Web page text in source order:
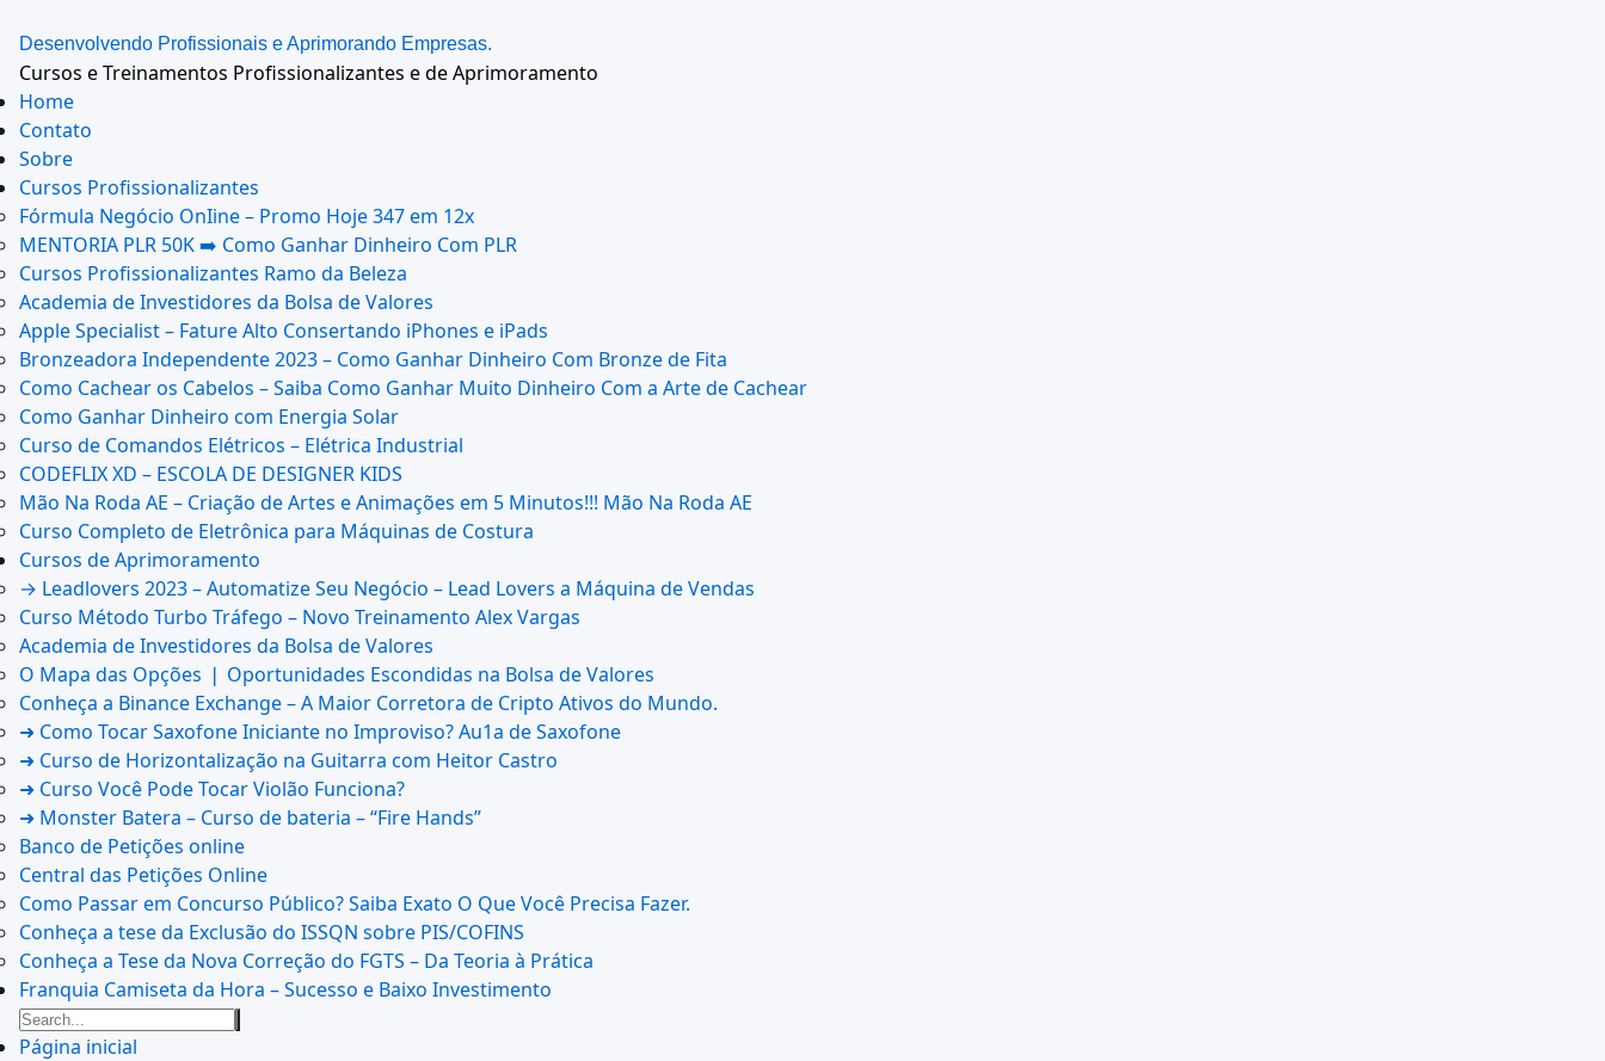
Ir
para
o
conteúdo
Desenvolvendo Profissionais e Aprimorando Empresas.
Cursos e Treinamentos Profissionalizantes e de Aprimoramento
Home
Contato
Sobre
Cursos Profissionalizantes
Fórmula Negócio OnIine – Promo Hoje 347 em 12x
MENTORIA PLR 50K ➡️ Como Ganhar Dinheiro Com PLR
Cursos Profissionalizantes Ramo da Beleza
Academia de Investidores da Bolsa de Valores
Apple Specialist – Fature Alto Consertando iPhones e iPads
Bronzeadora Independente 2023 – Como Ganhar Dinheiro Com Bronze de Fita
Como Cachear os Cabelos – Saiba Como Ganhar Muito Dinheiro Com a Arte de Cachear
Como Ganhar Dinheiro com Energia Solar
Curso de Comandos Elétricos – Elétrica Industrial
CODEFLIX XD – ESCOLA DE DESIGNER KIDS
Mão Na Roda AE – Criação de Artes e Animações em 5 Minutos!!! Mão Na Roda AE
Curso Completo de Eletrônica para Máquinas de Costura
Cursos de Aprimoramento
→ Leadlovers 2023 – Automatize Seu Negócio – Lead Lovers a Máquina de Vendas
Curso Método Turbo Tráfego – Novo Treinamento Alex Vargas
Academia de Investidores da Bolsa de Valores
O Mapa das Opções ❘ Oportunidades Escondidas na Bolsa de Valores
Conheça a Binance Exchange – A Maior Corretora de Cripto Ativos do Mundo.
➜ Como Tocar Saxofone Iniciante no Improviso? Au1a de Saxofone
➜ Curso de Horizontalização na Guitarra com Heitor Castro
➜ Curso Você Pode Tocar Violão Funciona?
➜ Monster Batera – Curso de bateria – “Fire Hands”‎
Banco de Petições online
Central das Petições Online
Como Passar em Concurso Público? Saiba Exato O Que Você Precisa Fazer.
Conheça a tese da Exclusão do ISSQN sobre PIS/COFINS
Conheça a Tese da Nova Correção do FGTS – Da Teoria à Prática
Franquia Camiseta da Hora – Sucesso e Baixo Investimento
Página inicial